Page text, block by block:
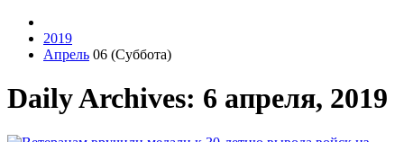
2019
Апрель 06 (Суббота)
Daily Archives: 6 апреля, 2019